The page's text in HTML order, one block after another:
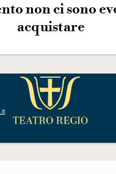
non ci sono
acquistare